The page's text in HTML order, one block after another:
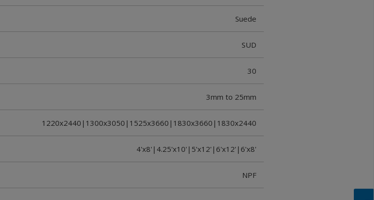
Suede
SUD
30
3mm to 25mm
1220x2440|1300x3050|1525x3660|1830x3660|1830x2440
4'x8'|4.25'x10'|5'x12'|6'x12'|6'x8'
NPF